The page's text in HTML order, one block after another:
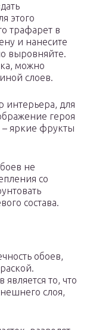
этого
трафарет в
и нанесите
выровняйте.
можно
слоев.
интерьера, для
героя
– яркие фрукты
не
со
состава.
обоев,
то, что
слоя,